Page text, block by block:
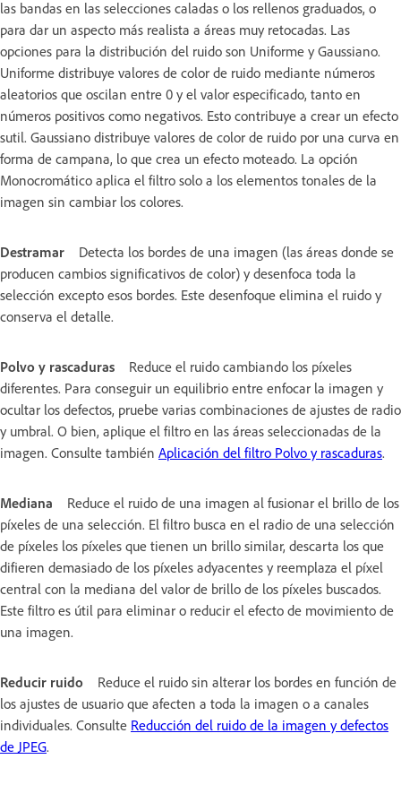
las bandas en las selecciones caladas o los rellenos graduados, o
para dar un aspecto más realista a áreas muy retocadas. Las
opciones para la distribución del ruido son Uniforme y Gaussiano.
Uniforme distribuye valores de color de ruido mediante números
aleatorios que oscilan entre 0 y el valor especificado, tanto en
números positivos como negativos. Esto contribuye a crear un efecto
sutil. Gaussiano distribuye valores de color de ruido por una curva en
forma de campana, lo que crea un efecto moteado. La opción
Monocromático aplica el filtro solo a los elementos tonales de la
imagen sin cambiar los colores.
Destramar
Detecta los bordes de una imagen (las áreas donde se
producen cambios significativos de color) y desenfoca toda la
selección excepto esos bordes. Este desenfoque elimina el ruido y
conserva el detalle.
Polvo y rascaduras
Reduce el ruido cambiando los píxeles
diferentes. Para conseguir un equilibrio entre enfocar la imagen y
ocultar los defectos, pruebe varias combinaciones de ajustes de radio
y umbral. O bien, aplique el filtro en las áreas seleccionadas de la
imagen. Consulte también Aplicación del filtro Polvo y rascaduras.
Mediana
Reduce el ruido de una imagen al fusionar el brillo de los
píxeles de una selección. El filtro busca en el radio de una selección
de píxeles los píxeles que tienen un brillo similar, descarta los que
difieren demasiado de los píxeles adyacentes y reemplaza el píxel
central con la mediana del valor de brillo de los píxeles buscados.
Este filtro es útil para eliminar o reducir el efecto de movimiento de
una imagen.
Reducir ruido
Reduce el ruido sin alterar los bordes en función de
los ajustes de usuario que afecten a toda la imagen o a canales
individuales. Consulte Reducción del ruido de la imagen y defectos
de JPEG.